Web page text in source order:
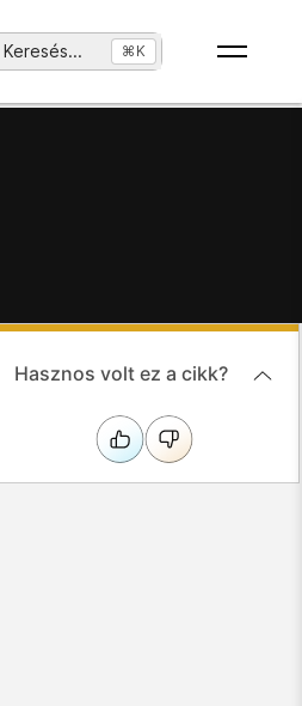
Keresés... ⌘K
Hasznos volt ez a cikk?